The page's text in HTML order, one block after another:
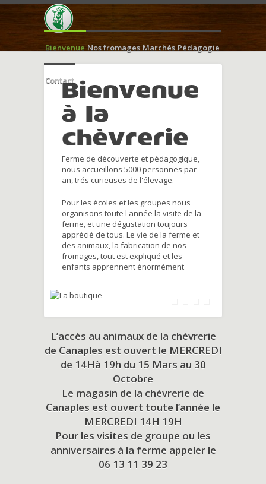
Bienvenue Nos fromages Marchés Pédagogie
ContactBienvenue
à la
chèvrerie
Ferme de découverte et pédagogique,
nous accueillons 5000 personnes par
an, trés curieuses de l'élevage.
Pour les écoles et les groupes nous
organisons toute l'année la visite de la
ferme, et une dégustation toujours
apprécié de tous. Le vie de la ferme et
des animaux, la fabrication de nos
fromages, tout est expliqué et les
enfants apprennent énormément
L’accès au animaux de la chèvrerie
de Canaples est ouvert le MERCREDI
de 14Hà 19h du 15 Mars au 30
Octobre
Le magasin de la chèvrerie de
Canaples est ouvert toute l’année le
MERCREDI 14H 19H
Pour les visites de groupe ou les
anniversaires à la ferme appeler le
06 13 11 39 23